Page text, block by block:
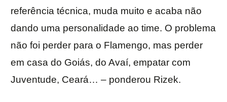
referência técnica, muda muito e acaba não
dando uma personalidade ao time. O problema
não foi perder para o Flamengo, mas perder
em casa do Goiás, do Avaí, empatar com
Juventude, Ceará… – ponderou Rizek.